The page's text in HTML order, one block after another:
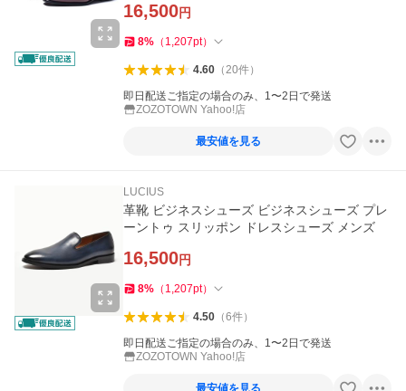
16,500円
8% （ 1,207pt）
4.60（20件）
即日配送ご指定の場合のみ、1〜2日で発送
ZOZOTOWN Yahoo!店
最安値を見る
LUCIUS
革靴 ビジネスシューズ ビジネスシューズ プレ
ーントゥ スリッポン ドレスシューズ メンズ
16,500円
8% （ 1,207pt）
4.50（6件）
即日配送ご指定の場合のみ、1〜2日で発送
ZOZOTOWN Yahoo!店
最安値を見る